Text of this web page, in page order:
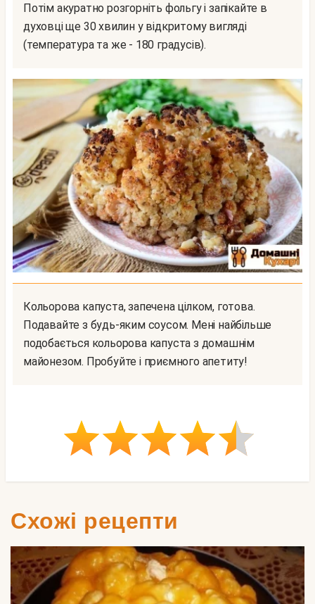
Потім акуратно розгорніть фольгу і запікайте в
духовці ще 30 хвилин у відкритому вигляді
(температура та же - 180 градусів).
Кольорова капуста, запечена цілком, готова.
Подавайте з будь-яким соусом. Мені найбільше
подобається кольорова капуста з домашнім
майонезом. Пробуйте і приємного апетиту!
Схожі рецепти